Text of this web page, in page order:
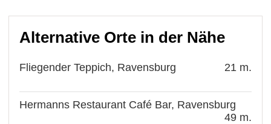
Alternative Orte in der Nähe
Fliegender Teppich, Ravensburg 21 m.
Hermanns Restaurant Café Bar, Ravensburg
49 m.